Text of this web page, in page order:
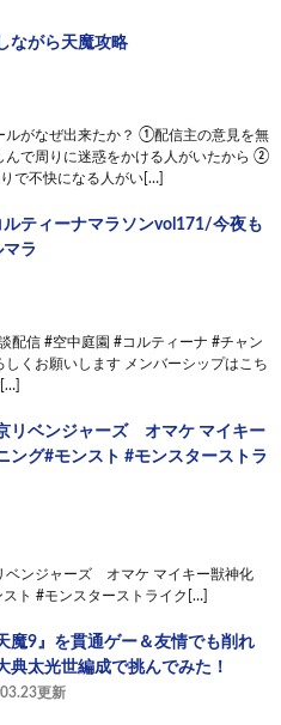
ながら天魔攻略
ルがなぜ出来たか？ ①配信主の意見を無
んで周りに迷惑をかける人がいたから ②
で不快になる人がい[…]
ルティーナマラソンvol171/今夜も
ラ
配信 #空中庭園 #コルティーナ #チャン
しくお願いします メンバーシップはこち
リベンジャーズ オマケ マイキー
グ#モンスト #モンスターストラ
ベンジャーズ オマケ マイキー獣神化
ト #モンスターストライク[…]
魔9』を貫通ゲー＆友情でも削れ
典太光世編成で挑んでみた！
更新